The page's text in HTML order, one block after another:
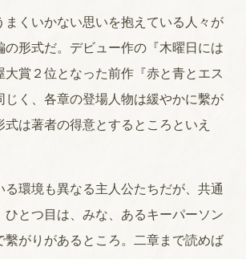
くいかない思いを抱えている人々が
の形式だ。デビュー作の『木曜日には
大賞２位となった前作『赤と青とエス
じく、各章の登場人物は緩やかに繫が
式は著者の得意とするところといえ
環境も異なる主人公たちだが、共通
ひとつ目は、みな、あるキーパーソン
繫がりがあるところ。二章まで読めば